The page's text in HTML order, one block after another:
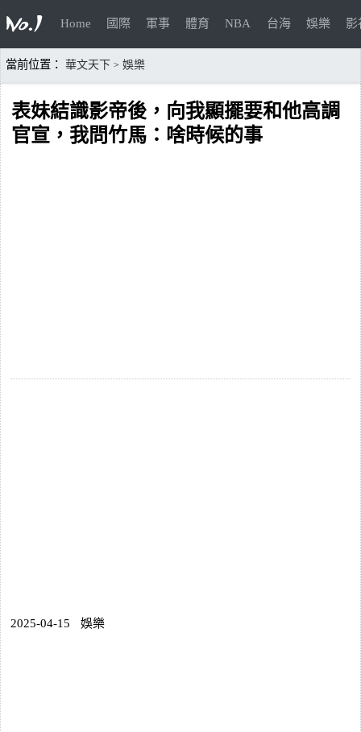
Home 國際 軍事 體育 NBA 台海 娛樂 影
當前位置： 華文天下 > 娛樂
表妹結識影帝後，向我顯擺要和他高調
官宣，我問竹馬：啥時候的事
2025-04-15 娛樂